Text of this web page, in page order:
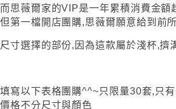
而思薇爾家的VIP是一年累積消費金額
但第一檔開店團購,思薇爾願意給到前
尺寸選擇的部份,因為這款屬於淺杯,
填寫以下表格團購^^~只限量30套,
價格不分尺寸與顏色